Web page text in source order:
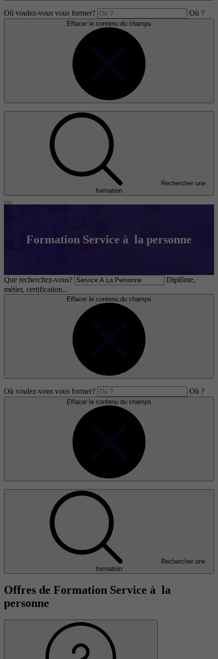
Où voulez-vous vous former? Où ?
Effacer le contenu du champs
Rechercher une
formation
Formation Service à la personne
Que recherchez-vous?
Diplôme,
métier, certification...
Effacer le contenu du champs
Où voulez-vous vous former? Où ?
Effacer le contenu du champs
Rechercher une
formation
Offres de Formation Service à la
personne